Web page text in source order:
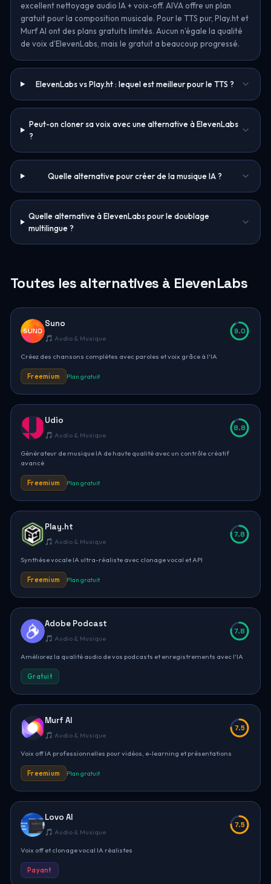
excellent nettoyage audio IA + voix-off. AIVA offre un plan
gratuit pour la composition musicale. Pour le TTS pur, Play.ht et
Murf AI ont des plans gratuits limités. Aucun n'égale la qualité
de voix d'ElevenLabs, mais le gratuit a beaucoup progressé.
ElevenLabs vs Play.ht : lequel est meilleur pour le TTS ?
Peut-on cloner sa voix avec une alternative à ElevenLabs
?
Quelle alternative pour créer de la musique IA ?
Quelle alternative à ElevenLabs pour le doublage
multilingue ?
Toutes les alternatives à ElevenLabs
Suno
🎵 Audio & Musique
9.0
Créez des chansons complètes avec paroles et voix grâce à l'IA
Freemium Plan gratuit
Udio
🎵 Audio & Musique
8.8
Générateur de musique IA de haute qualité avec un contrôle créatif
avancé
Freemium Plan gratuit
Play.ht
🎵 Audio & Musique
7.8
Synthèse vocale IA ultra-réaliste avec clonage vocal et API
Freemium Plan gratuit
Adobe Podcast
🎵 Audio & Musique
7.8
Améliorez la qualité audio de vos podcasts et enregistrements avec l'IA
Gratuit
Murf AI
🎵 Audio & Musique
7.5
Voix off IA professionnelles pour vidéos, e-learning et présentations
Freemium Plan gratuit
Lovo AI
🎵 Audio & Musique
7.5
Voix off et clonage vocal IA réalistes
Payant